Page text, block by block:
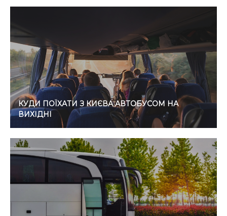
КУДИ ПОЇХАТИ З КИЄВА АВТОБУСОМ НА
ВИХІДНІ